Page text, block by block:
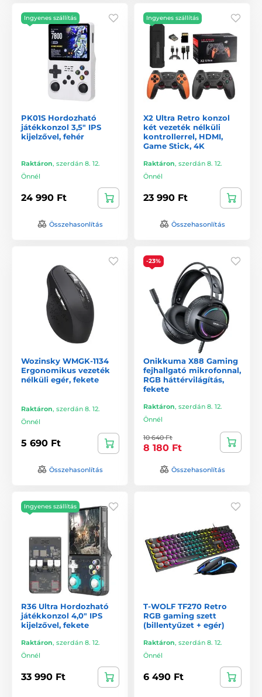
Ingyenes szállítás
PK01S Hordozható
játékkonzol 3,5" IPS
kijelzővel, fehér
Raktáron, szerdán 8. 12.
Önnél
24 990 Ft
Összehasonlítás
Ingyenes szállítás
X2 Ultra Retro konzol
két vezeték nélküli
kontrollerrel, HDMI,
Game Stick, 4K
Raktáron, szerdán 8. 12.
Önnél
23 990 Ft
Összehasonlítás
Wozinsky WMGK-1134
Ergonomikus vezeték
nélküli egér, fekete
Raktáron, szerdán 8. 12.
Önnél
5 690 Ft
Összehasonlítás
-23%
Onikkuma X88 Gaming
fejhallgató mikrofonnal,
RGB háttérvilágítás,
fekete
Raktáron, szerdán 8. 12.
Önnél
10 640 Ft
8 180 Ft
Összehasonlítás
Ingyenes szállítás
R36 Ultra Hordozható
játékkonzol 4,0" IPS
kijelzővel, fekete
Raktáron, szerdán 8. 12.
Önnél
33 990 Ft
T-WOLF TF270 Retro
RGB gaming szett
(billentyűzet + egér)
Raktáron, szerdán 8. 12.
Önnél
6 490 Ft